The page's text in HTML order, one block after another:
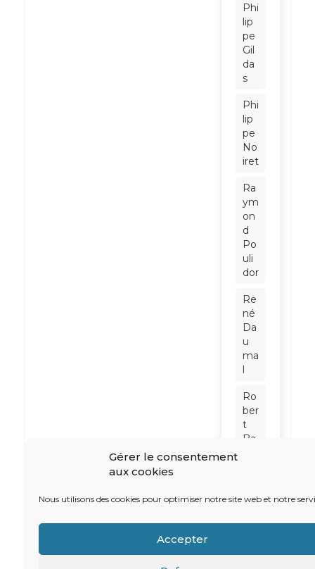
Gérer le consentement
aux cookies
Nous utilisons des cookies pour optimiser notre site web et notre
Accepter
Phi
lip
pe
Gil
da
s
Phi
lip
pe
No
iret
Ra
ym
on
d
Po
uli
dor
Re
né
Da
u
ma
l
Ro
ber
t
Ba
eid